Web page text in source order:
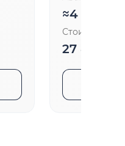
≈4 170
Стоимость
27 800